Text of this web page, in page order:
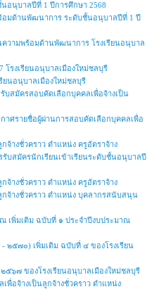
อนุบาลปีที่ 1 ปีการศึกษา 2568
อมด้านพัฒนาการ ระดับชั้นอนุบาลปีที่ 1 ปี
วามพร้อมด้านพัฒนาการ โรงเรียนอนุบาล
โรงเรียนอนุบาลเมืองใหม่ชลบุรี
ยนอนุบาลเมืองใหม่ชลบุรี
บสมัครสอบคัดเลือกบุคคลเพื่อจ้างเป็น
าศรายชื่อผู้ผ่านการสอบคัดเลือกบุคคลเพื่อ
จ้างชั่วคราว ตำแหน่ง ครูอัตราจ้าง
รับสมัครนักเรียนเข้าเรียนระดับชั้นอนุบาลปี
จ้างชั่วคราว ตำแหน่ง ครูอัตราจ้าง
กจ้างชั่วคราว ตำแหน่ง บุคลากรสนับสนุน
เพิ่มเติม ฉบับที่ ๑ ประจำปีงบประมาณ
๒๕๗๐) เพิ่มเติม ฉบับที่ ๔ ของโรงเรียน
๕๖๗ ของโรงเรียนอนุบาลเมืองใหม่ชลบุรี
พื่อจ้างเป็นลูกจ้างชั่วคราว ตำแหน่ง